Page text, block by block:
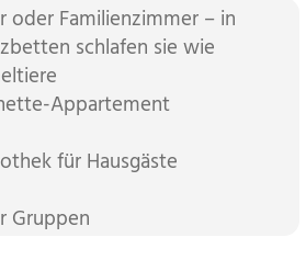
oder Familienzimmer – in
schlafen sie wie
Appartement
für Hausgäste
Gruppen